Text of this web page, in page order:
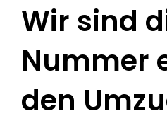
Wir sind
Nummer
den